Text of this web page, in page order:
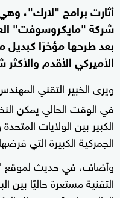
أثارت برامج "لارك"،
شركة "مايكروسوفت"
بعد طرحها مؤخرًا
الأميركي الأقدم
ويرى الخبير التقني
في الوقت الحالي يمكن
الكبير بين الولايات
الجمركية الكبيرة التي
وأضاف، في حديث لموقع
التقنية مستعرة حاليًا بين